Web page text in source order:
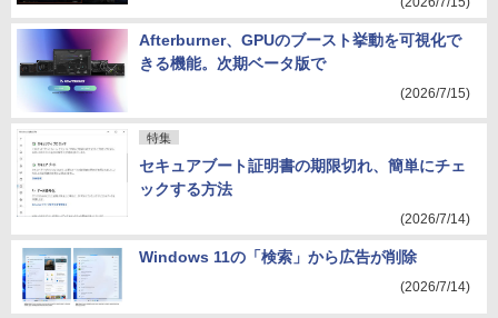
Afterburner、GPUのブースト挙動を可視化で
きる機能。次期ベータ版で
(2026/7/15)
特集
セキュアブート証明書の期限切れ、簡単にチェ
ックする方法
(2026/7/14)
Windows 11の「検索」から広告が削除
(2026/7/14)